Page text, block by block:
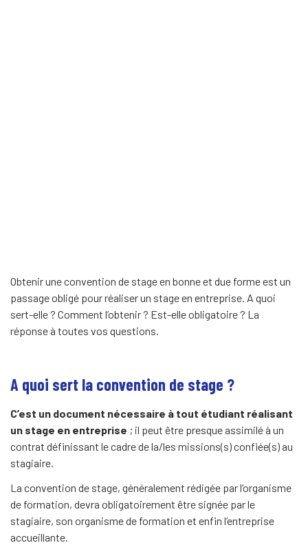
Obtenir une convention de stage en bonne et due forme est un
passage obligé pour réaliser un stage en entreprise. A quoi
sert-elle ? Comment l’obtenir ? Est-elle obligatoire ? La
réponse à toutes vos questions.
A quoi sert la convention de stage ?
C’est un document nécessaire à tout étudiant réalisant
un stage en entreprise ; il peut être presque assimilé à un
contrat définissant le cadre de la/les missions(s) confiée(s) au
stagiaire.
La convention de stage, généralement rédigée par l’organisme
de formation, devra obligatoirement être signée par le
stagiaire, son organisme de formation et enfin l’entreprise
accueillante.